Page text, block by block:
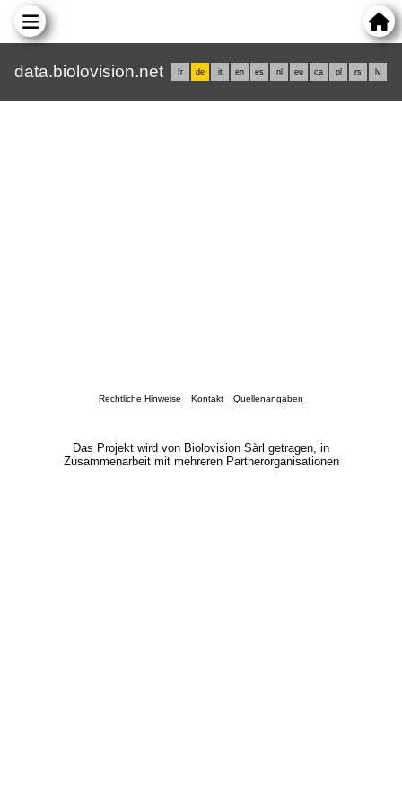
data.biolovision.net fr de it en es nl eu ca pl rs lv
Rechtliche Hinweise Kontakt Quellenangaben
Das Projekt wird von Biolovision Sàrl getragen, in
Zusammenarbeit mit mehreren Partnerorganisationen